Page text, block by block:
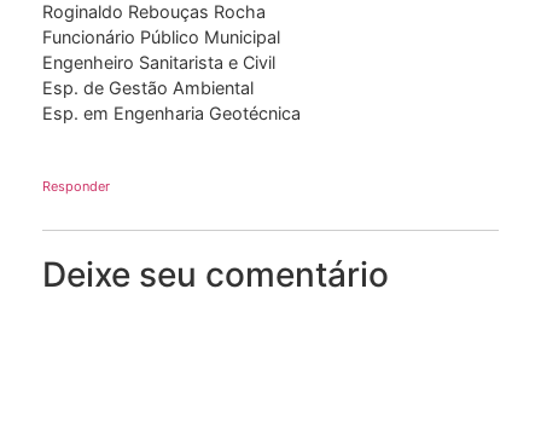
Roginaldo Rebouças Rocha
Funcionário Público Municipal
Engenheiro Sanitarista e Civil
Esp. de Gestão Ambiental
Esp. em Engenharia Geotécnica
Responder
Deixe seu comentário